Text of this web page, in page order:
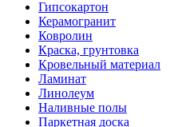
Гипсокартон
Керамогранит
Ковролин
Краска, грунтовка
Кровельный материал
Ламинат
Линолеум
Наливные полы
Паркетная доска